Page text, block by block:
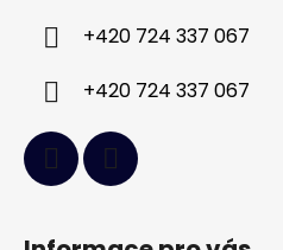
+420 724 337 067
+420 724 337 067